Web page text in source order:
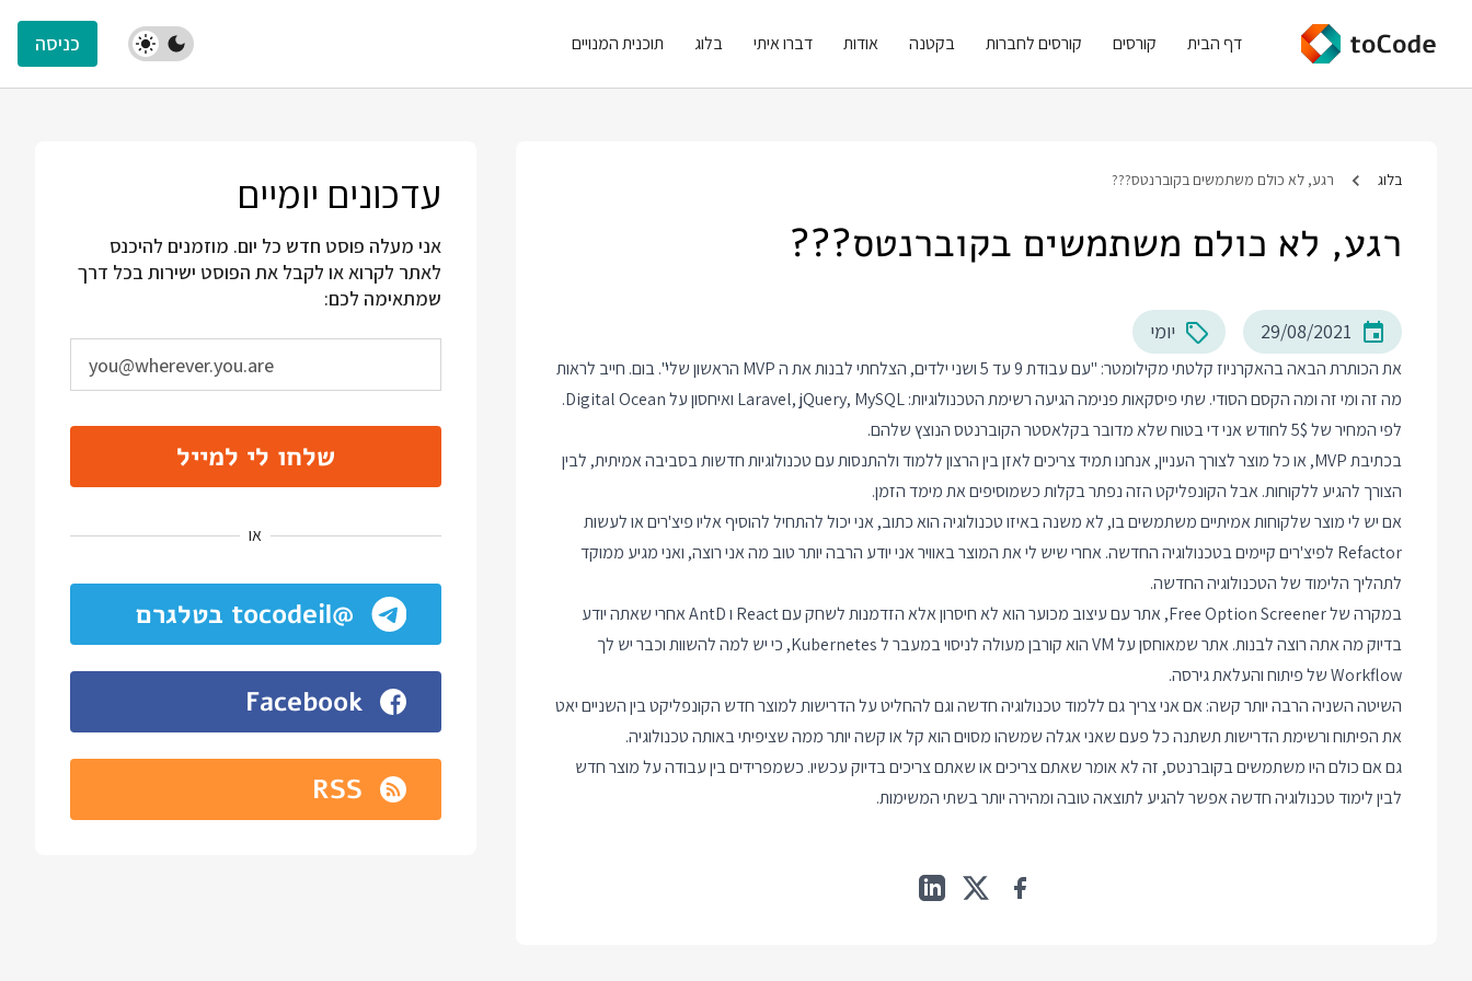
דף הבית קורסים קורסים לחברות בקטנה אודות דברו איתי בלוג תוכנית המנויים כניסה
בלוג רגע, לא כולם משתמשים בקוברנטס???
רגע, לא כולם משתמשים בקוברנטס???
29/08/2021 יומי
את הכותרת הבאה בהאקרניוז קלטתי מקילומטר: "עם עבודת 9 עד 5 ושני ילדים, הצלחתי לבנות את ה MVP הראשון שלי". בום. חייב לראות
מה זה ומי זה ומה הקסם הסודי. שתי פיסקאות פנימה הגיעה רשימת הטכנולוגיות: Laravel, jQuery, MySQL ואיחסון על Digital Ocean.
לפי המחיר של 5$ לחודש אני די בטוח שלא מדובר בקלאסטר הקוברנטס הנוצץ שלהם.
בכתיבת MVP, או כל מוצר לצורך העניין, אנחנו תמיד צריכים לאזן בין הרצון ללמוד ולהתנסות עם טכנולוגיות חדשות בסביבה אמיתית, לבין
הצורך להגיע ללקוחות. אבל הקונפליקט הזה נפתר בקלות כשמוסיפים את מימד הזמן.
אם יש לי מוצר שלקוחות אמיתיים משתמשים בו, לא משנה באיזו טכנולוגיה הוא כתוב, אני יכול להתחיל להוסיף אליו פיצ'רים או לעשות
Refactor לפיצ'רים קיימים בטכנולוגיה החדשה. אחרי שיש לי את המוצר באוויר אני יודע הרבה יותר טוב מה אני רוצה, ואני מגיע ממוקד
לתהליך הלימוד של הטכנולוגיה החדשה.
במקרה שלFree Option Screener
, אתר עם עיצוב מכוער הוא לא חיסרון אלא הזדמנות לשחק עם React ו AntD אחרי שאתה יודע
בדיוק מה אתה רוצה לבנות. אתר שמאוחסן על VM הוא קורבן מעולה לניסוי במעבר ל Kubernetes, כי יש למה להשוות וכבר יש לך
Workflow של פיתוח והעלאת גירסה.
השיטה השניה הרבה יותר קשה: אם אני צריך גם ללמוד טכנולוגיה חדשה וגם להחליט על הדרישות למוצר חדש הקונפליקט בין השניים יאט
את הפיתוח ורשימת הדרישות תשתנה כל פעם שאני אגלה שמשהו מסוים הוא קל או קשה יותר ממה שציפיתי באותה טכנולוגיה.
גם אם כולם היו משתמשים בקוברנטס, זה לא אומר שאתם צריכים או שאתם צריכים בדיוק עכשיו. כשמפרידים בין עבודה על מוצר חדש
לבין לימוד טכנולוגיה חדשה אפשר להגיע לתוצאה טובה ומהירה יותר בשתי המשימות.
עדכונים יומיים
אני מעלה פוסט חדש כל יום. מוזמנים להיכנס
לאתר לקרוא או לקבל את הפוסט ישירות בכל דרך
שמתאימה לכם:
שלחו לי למייל
או
@tocodeil בטלגרם
Facebook
RSS